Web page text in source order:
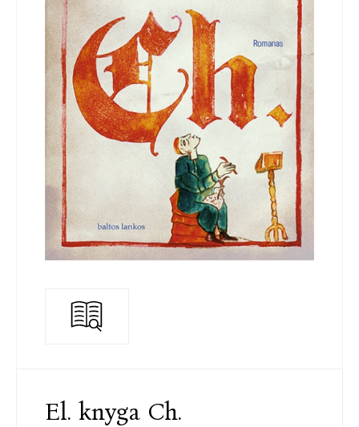
El. knyga Ch.